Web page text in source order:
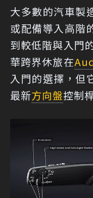
大多數的汽車製
或配備導入高階
到較低階與入門
華跨界休旅在
入門的選擇，但
最新方向盤控制